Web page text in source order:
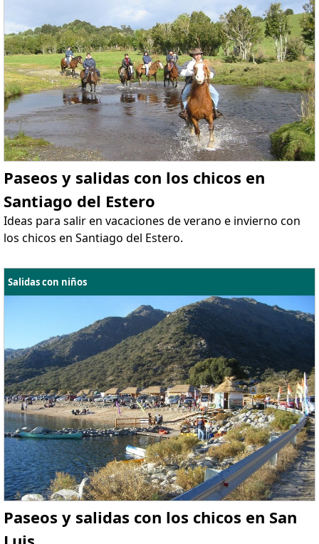
Paseos y salidas con los chicos en
Santiago del Estero
Ideas para salir en vacaciones de verano e invierno con
los chicos en Santiago del Estero.
Salidas con niños
Paseos y salidas con los chicos en San